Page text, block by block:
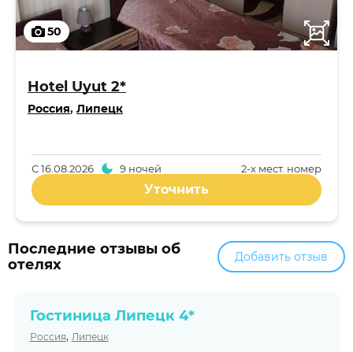
50
Hotel Uyut 2*
Россия, Липецк
2-x мест. номер
С16.08.2026 9 ночей
Уточнить
Последние отзывы об
отелях
Добавить отзыв
Гостиница Липецк 4*
Россия, Липецк